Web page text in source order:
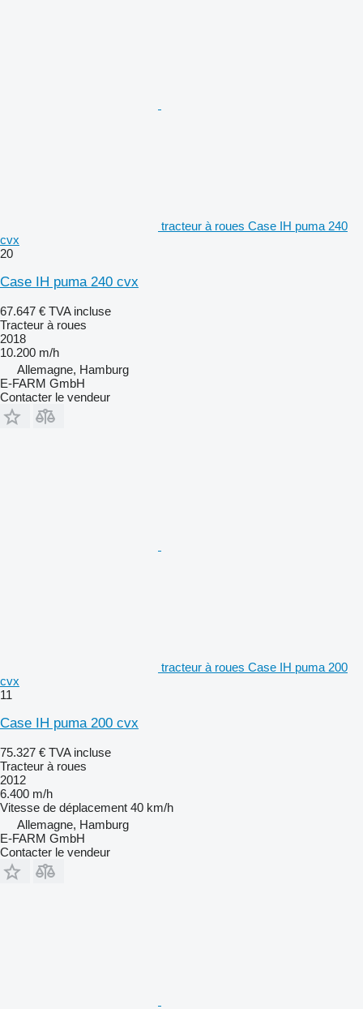
tracteur à roues Case IH puma 240
cvx
20
Case IH puma 240 cvx
67.647 € TVA incluse
Tracteur à roues
2018
10.200 m/h
Allemagne, Hamburg
E-FARM GmbH
Contacter le vendeur
tracteur à roues Case IH puma 200
cvx
11
Case IH puma 200 cvx
75.327 € TVA incluse
Tracteur à roues
2012
6.400 m/h
Vitesse de déplacement 40 km/h
Allemagne, Hamburg
E-FARM GmbH
Contacter le vendeur